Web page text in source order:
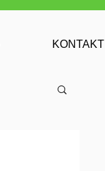
KONTAKT